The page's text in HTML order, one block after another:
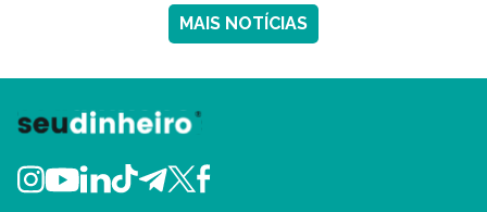
MAIS NOTÍCIAS